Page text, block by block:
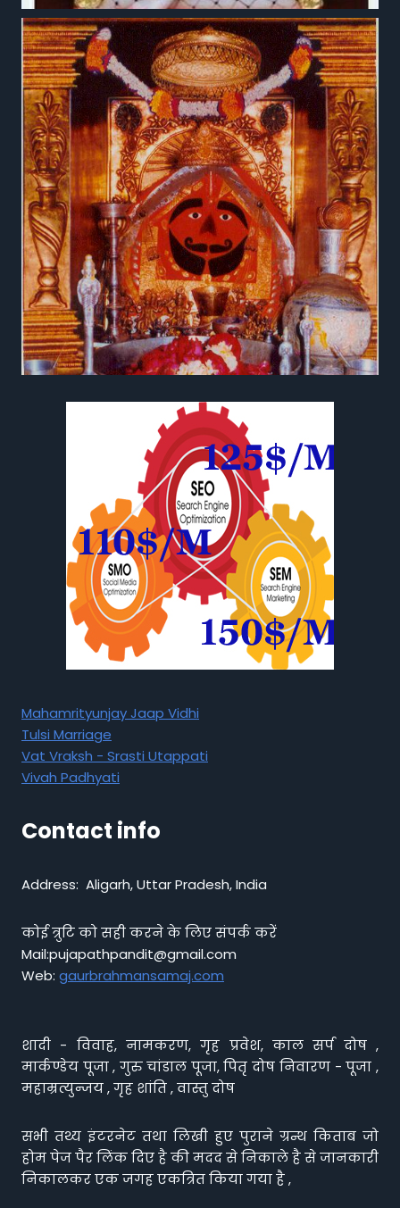
Mahamrityunjay Jaap Vidhi
Tulsi Marriage
Vat Vraksh - Srasti Utappati
Vivah Padhyati
Contact info
Address: Aligarh, Uttar Pradesh, India
कोई त्रुटि को सही करने के लिए संपर्क करें
Mail:pujapathpandit@gmail.com
Web: gaurbrahmansamaj.com
शादी - विवाह, नामकरण, गृह प्रवेश, काल सर्प दोष ,
मार्कण्डेय पूजा , गुरु चांडाल पूजा, पितृ दोष निवारण - पूजा ,
महाम्रत्युन्जय , गृह शांति , वास्तु दोष
सभी तथ्य इंटरनेट तथा लिखी हुए पुराने ग्रन्थ किताब जो
होम पेज पैर लिंक दिए है की मदद से निकाले है से जानकारी
निकालकर एक जगह एकत्रित किया गया है ,